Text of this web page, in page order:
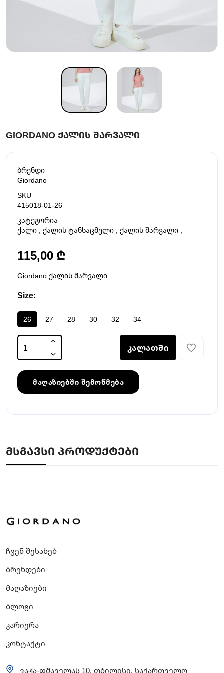
GIORDANO ᲥᲐᲚᲘᲡ ᲨᲐᲠᲕᲐᲚᲘ
ბრენდი
Giordano
SKU
415018-01-26
კატეგორია
ქალი
ქალის ტანსაცმელი ქალის შარვალი
115,00 ₾
Giordano ქალის შარვალი
Size:
26 27 28 30 32 34
კალათში
მაღაზიებში შემოწმება
ᲛᲡᲒᲐᲕᲡᲘ ᲞᲠᲝᲓᲣᲥᲢᲔᲑᲘ
ჩვენ შესახებ
ბრენდები
მაღაზიები
ბლოგი
კარიერა
კონტაქტი
ვაჟა-ფშაველას 10, თბილისი, საქართველო